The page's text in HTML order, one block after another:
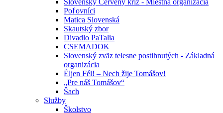
Slovenský Červený kríž - Miestna organizácia
Poľovníci
Matica Slovenská
Skautský zbor
Divadlo PaTalia
CSEMADOK
Slovenský zväz telesne postihnutých - Základná
organizácia
Éljen Fél! – Nech žije Tomášov!
„Pre náš Tomášov“
Šach
Služby
Školstvo